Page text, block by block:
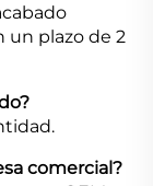
un plazo de 2
comercial?